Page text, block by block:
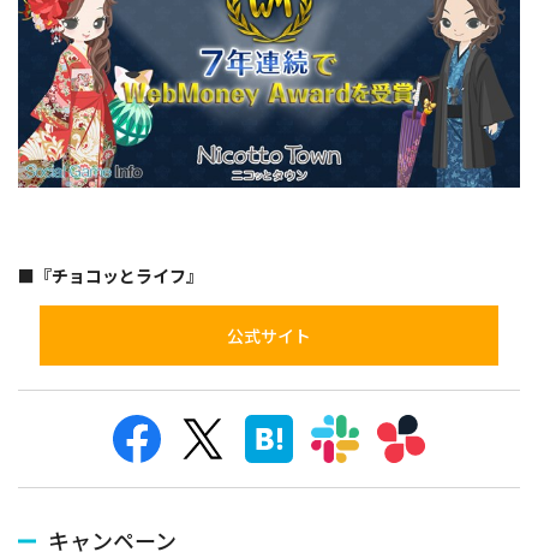
■『チョコッとライフ』
公式サイト
キャンペーン